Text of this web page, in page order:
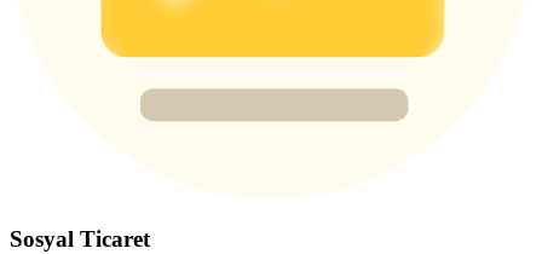
Register & Trade to Win 500,000 USDT
Precious Metals Trading Carnival
Sosyal Ticaret